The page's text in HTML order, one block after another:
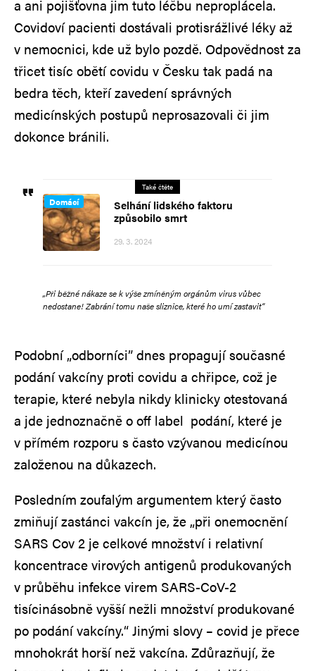
a ani pojišťovna jim tuto léčbu neproplácela.
Covidoví pacienti dostávali protisrážlivé léky až
v nemocnici, kde už bylo pozdě. Odpovědnost za
třicet tisíc obětí covidu v Česku tak padá na
bedra těch, kteří zavedení správných
medicínských postupů neprosazovali či jim
dokonce bránili.
Také čtěte
Domácí
Selhání lidského faktoru
způsobilo smrt
29. 3. 2024
„Při běžné nákaze se k výše zmíněným orgánům virus vůbec
nedostane! Zabrání tomu naše sliznice, které ho umí zastavit“
Podobní „odborníci” dnes propagují současné
podání vakcíny proti covidu a chřipce, což je
terapie, které nebyla nikdy klinicky otestovaná
a jde jednoznačně o off label podání, které je
v přímém rozporu s často vzývanou medicínou
založenou na důkazech.
Posledním zoufalým argumentem který často
zmiňují zastánci vakcín je, že „při onemocnění
SARS Cov 2 je celkové množství i relativní
koncentrace virových antigenů produkovaných
v průběhu infekce virem SARS-CoV-2
tisícinásobně vyšší nežli množství produkované
po podání vakcíny.“ Jinými slovy – covid je přece
mnohokrát horší než vakcína. Zdůrazňují, že